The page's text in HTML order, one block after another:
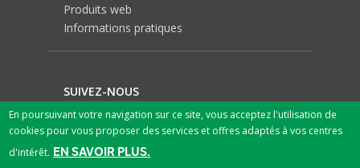
Produits web
Informations pratiques
SUIVEZ-NOUS
En poursuivant votre navigation sur ce site, vous acceptez l'utilisation de
cookies pour vous proposer des services et offres adaptés à vos centres
d'intérêt. EN SAVOIR PLUS.